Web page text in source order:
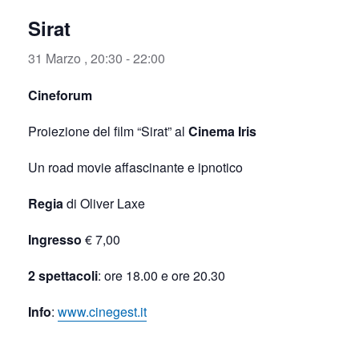
Sirat
31 Marzo , 20:30 -22:00
Cineforum
Proiezione del film “Sirat” al Cinema Iris
Un road movie affascinante e ipnotico
Regiadi Oliver Laxe
Ingresso € 7,00
2 spettacoli: ore 18.00 e ore 20.30
Info: www.cinegest.it